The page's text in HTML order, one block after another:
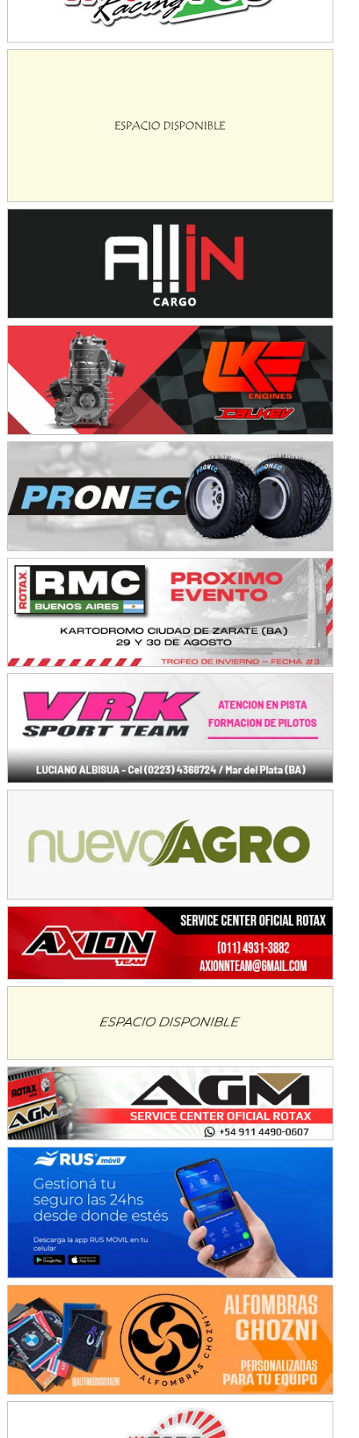
Ciudad de Trenque Lauquen (Asfalto)
PATAGONICO - F6
Gral. E. Godoy (Río Negro)
NORESTE SANTAFESINO - F6
Ciudad de Avellaneda (Asfalto)
Avellaneda (Santa Fe)
SUR SANTAFESINO - F4
José Samuel Sánchez (Tierra)
Rufino (Santa Fe)
TUCUMANO - F5
Juan Navarro (Asfalto)
El Timbó (Tucumán)